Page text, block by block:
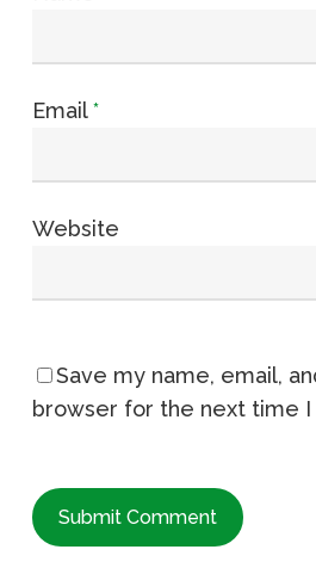
Email*
Website
Save my name, email,
browser for the next time